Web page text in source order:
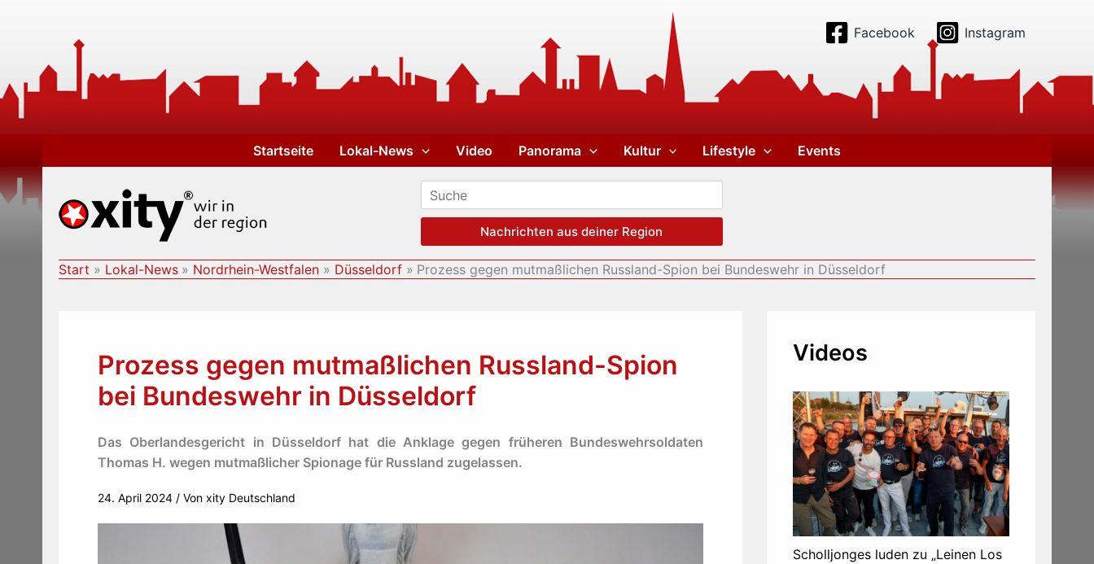
Facebook Instagram
Startseite Lokal-News Video Panorama Kultur Lifestyle Events
Nachrichten aus deiner Region
Start Lokal-News Nordrhein-Westfalen Düsseldorf Prozess gegen mutmaßlichen Russland-Spion bei Bundeswehr in Düsseldorf
Prozess gegen mutmaßlichen Russland-Spion
bei Bundeswehr in Düsseldorf
Das Oberlandesgericht in Düsseldorf hat die Anklage gegen früheren Bundeswehrsoldaten
Thomas H. wegen mutmaßlicher Spionage für Russland zugelassen.
24. April 2024 / Von xity Deutschland
Videos
Scholljonges luden zu „Leinen Los